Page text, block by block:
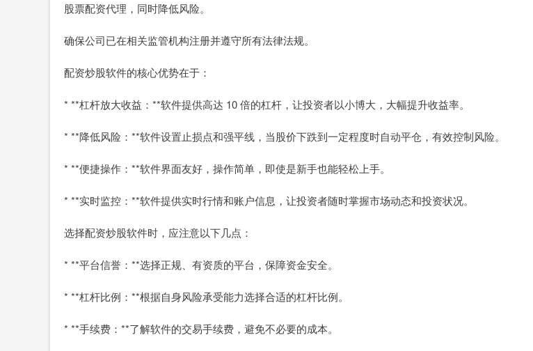
股票配资代理，同时降低风险。
确保公司已在相关监管机构注册并遵守所有法律法规。
配资炒股软件的核心优势在于：
* **杠杆放大收益：**软件提供高达 10 倍的杠杆，让投资者以小博大，大幅提升收益率。
* **降低风险：**软件设置止损点和强平线，当股价下跌到一定程度时自动平仓，有效控制风险。
* **便捷操作：**软件界面友好，操作简单，即使是新手也能轻松上手。
* **实时监控：**软件提供实时行情和账户信息，让投资者随时掌握市场动态和投资状况。
选择配资炒股软件时，应注意以下几点：
* **平台信誉：**选择正规、有资质的平台，保障资金安全。
* **杠杆比例：**根据自身风险承受能力选择合适的杠杆比例。
* **手续费：**了解软件的交易手续费，避免不必要的成本。